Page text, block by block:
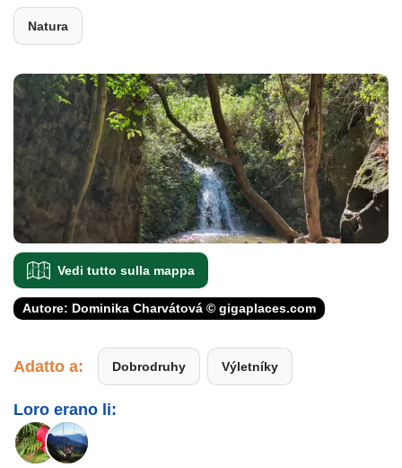
Natura
Vedi tutto sulla mappa
Autore: Dominika Charvátová © gigaplaces.com
Adatto a: Dobrodruhy Výletníky
Loro erano li: